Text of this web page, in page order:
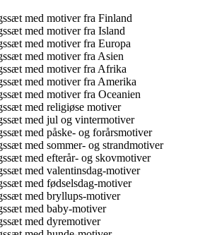
med motiver fra Finland
med motiver fra Island
med motiver fra Europa
med motiver fra Asien
med motiver fra Afrika
med motiver fra Amerika
med motiver fra Oceanien
med religiøse motiver
med jul og vintermotiver
med påske- og forårsmotiver
med sommer- og strandmotiver
med efterår- og skovmotiver
med valentinsdag-motiver
med fødselsdag-motiver
med bryllups-motiver
med baby-motiver
med dyremotiver